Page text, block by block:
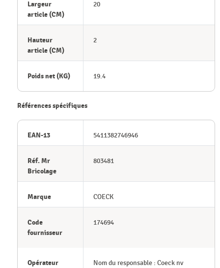
Largeur
article (CM)
20
Hauteur
article (CM)
2
Poids net (KG) 19.4
Références spécifiques
EAN-13 5411382746946
Réf. Mr
Bricolage
803481
Marque COECK
Code
fournisseur
174694
Opérateur
Nom du responsable : Coeck nv